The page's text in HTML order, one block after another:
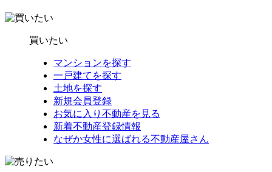
買いたい
マンションを探す
一戸建てを探す
土地を探す
新規会員登録
お気に入り不動産を見る
新着不動産登録情報
なぜか女性に選ばれる不動産屋さん